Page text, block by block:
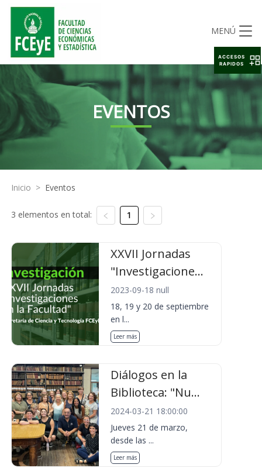
MENÚ
EVENTOS
Inicio > Eventos
3 elementos en total: 1
XXVII Jornadas
"Investigacione...
2023-09-18 null
18, 19 y 20 de septiembre
en l...
Leer más
Diálogos en la
Biblioteca: "Nu...
2024-03-21 18:00:00
Jueves 21 de marzo,
desde las ...
Leer más
ACCESOS
RAPIDOS